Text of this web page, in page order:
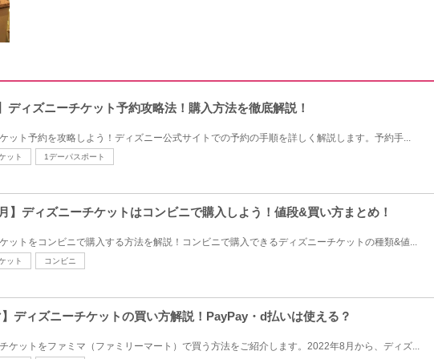
ディズニーチケット予約攻略法！購入方法を徹底解説！
ット予約を攻略しよう！ディズニー公式サイトでの予約の手順を詳しく解説します。予約手...
ット 1デーパスポート
月】ディズニーチケットはコンビニで購入しよう！値段&買い方まとめ！
ットをコンビニで購入する方法を解説！コンビニで購入できるディズニーチケットの種類&値...
ット コンビニ
】ディズニーチケットの買い方解説！PayPay・d払いは使える？
ケットをファミマ（ファミリーマート）で買う方法をご紹介します。2022年8月から、ディズ...